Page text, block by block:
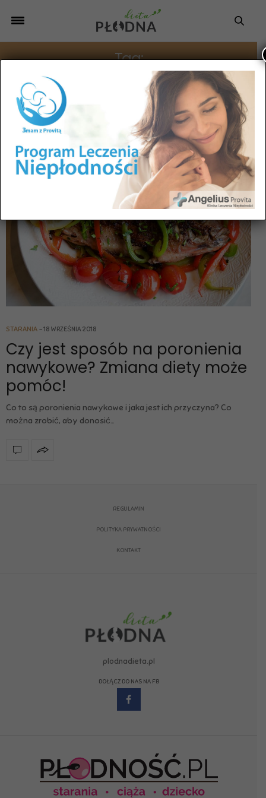
Tag:
DIETETYK
STARANIA 18 WRZEŚNIA 2018
Czy jest sposób na poronienia
nawykowe? Zmiana diety może
pomóc!
Co to są poronienia nawykowe i jaka jest ich przyczyna? Co
można zrobić, aby donosić…
REGULAMIN
POLITYKA PRYWATNOŚCI
KONTAKT
plodnadieta.pl
DOŁĄCZ DO NAS NA FB